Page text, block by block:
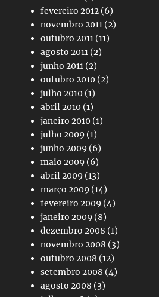
fevereiro 2012 (6)
novembro 2011 (2)
outubro 2011 (11)
agosto 2011 (2)
junho 2011 (2)
outubro 2010 (2)
julho 2010 (1)
abril 2010 (1)
janeiro 2010 (1)
julho 2009 (1)
junho 2009 (6)
maio 2009 (6)
abril 2009 (13)
março 2009 (14)
fevereiro 2009 (4)
janeiro 2009 (8)
dezembro 2008 (1)
novembro 2008 (3)
outubro 2008 (12)
setembro 2008 (4)
agosto 2008 (3)